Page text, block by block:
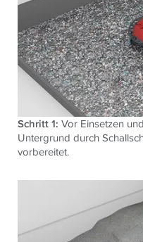
Schritt 1: Vor Einsetzen
Untergrund durch
vorbereitet.